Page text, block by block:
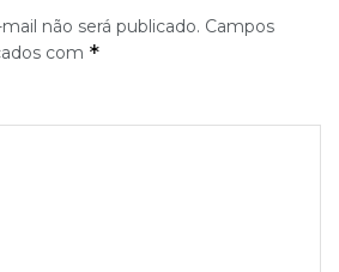
não será publicado. Campos
com *